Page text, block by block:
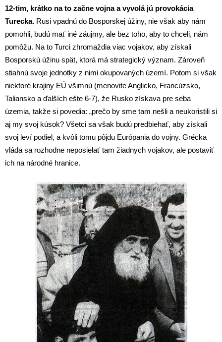
12-tim, krátko na to začne vojna a vyvolá jú provokácia
Turecka. Rusi vpadnú do Bosporskej úžiny, nie však aby nám
pomohli, budú mať iné záujmy, ale bez toho, aby to chceli, nám
pomôžu. Na to Turci zhromaždia viac vojakov, aby získali
Bosporskú úžinu spät, ktorá má strategický význam. Zároveň
stiahnú svoje jednotky z nimi okupovaných území. Potom si však
niektoré krajiny EÚ všimnú (menovite Anglicko, Francúzsko,
Taliansko a ďalších ešte 6-7), že Rusko získava pre seba
územia, takže si povedia: „prečo by sme tam nešli a neukoristili si
aj my svoj kúsok? Všetci sa však budú predbiehať, aby získali
svoj leví podiel, a kvôli tomu pôjdu Európania do vojny. Grécka
vláda sa rozhodne neposielať tam žiadnych vojakov, ale postaviť
ich na národné hranice.